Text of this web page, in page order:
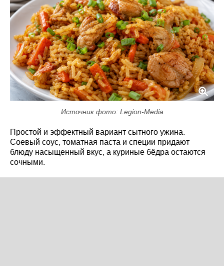
Источник фото: Legion-Media
Простой и эффектный вариант сытного ужина.
Соевый соус, томатная паста и специи придают
блюду насыщенный вкус, а куриные бёдра остаются
сочными.